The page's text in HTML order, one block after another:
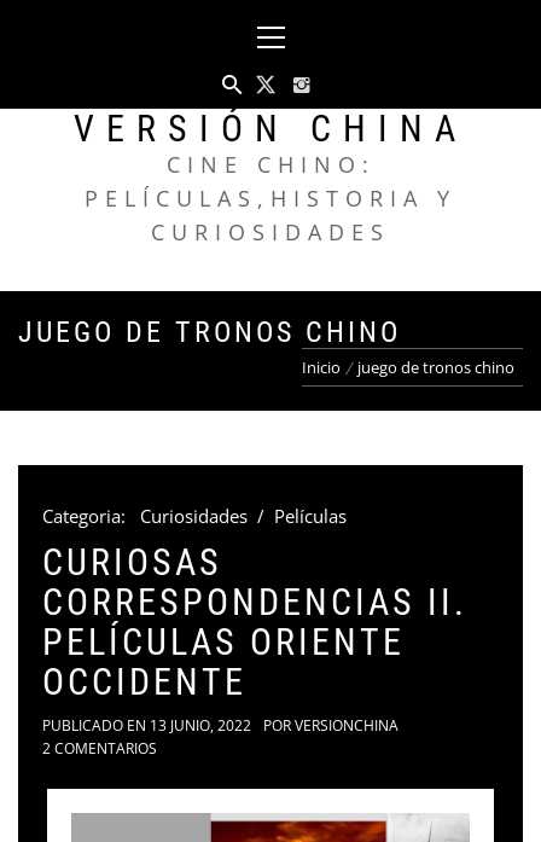
principal
VERSIÓN CHINA
CINE CHINO:
PELÍCULAS,HISTORIA Y
CURIOSIDADES
JUEGO DE TRONOS CHINO
Inicio juego de tronos chino
Categoria: Curiosidades / Películas
CURIOSAS
CORRESPONDENCIAS II.
PELÍCULAS ORIENTE
OCCIDENTE
PUBLICADO EN 13 JUNIO, 2022 PORVERSIONCHINA
2 COMENTARIOS